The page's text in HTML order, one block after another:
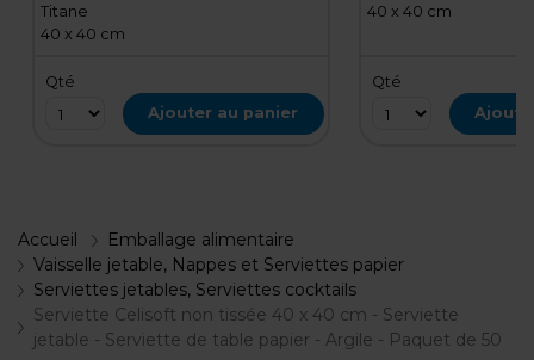
Titane
40 x 40 cm
Qté
Ajouter au panier
40 x 40 cm
Qté
Accueil
Emballage alimentaire
Vaisselle jetable, Nappes et Serviettes papier
Serviettes jetables, Serviettes cocktails
Serviette Celisoft non tissée 40 x 40 cm - Serviette
jetable - Serviette de table papier - Argile - Paquet de 50